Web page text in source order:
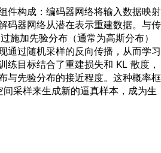
件构成：编码器网络将输入数据映射
码器网络从潜在表示重建数据。与传
施加先验分布（通常为高斯分布）
通过随机采样的反向传播，从而学习
练目标结合了重建损失和 KL 散度，
与先验分布的接近程度。这种概率框
采样来生成新的逼真样本，成为生